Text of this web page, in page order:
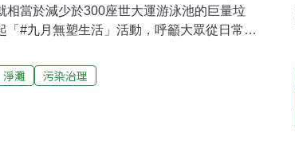
相當於減少於300座世大運游泳池的巨量垃
「#九月無塑生活」活動，呼籲大眾從日常生
已吸引2萬3000人關注。垃圾大戰其實不只
垃圾暴量危機，為了響應國際熱門的「零
淨灘 污染治理